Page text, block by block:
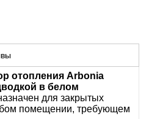
отопления Arbonia
в белом
для закрытых
помещении, требующем